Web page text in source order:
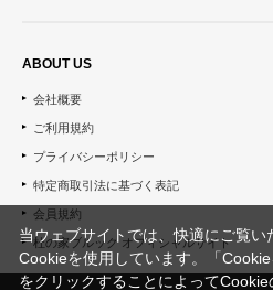
ABOUT US
会社概要
ご利用規約
プライバシーポリシー
特定商取引法に基づく表記
会員規約
杜の家ブルック オフィシャルサイト
当ウェブサイトでは、快適にご覧い
Cookieを使用しています。「Cookie
をクリックすることによって